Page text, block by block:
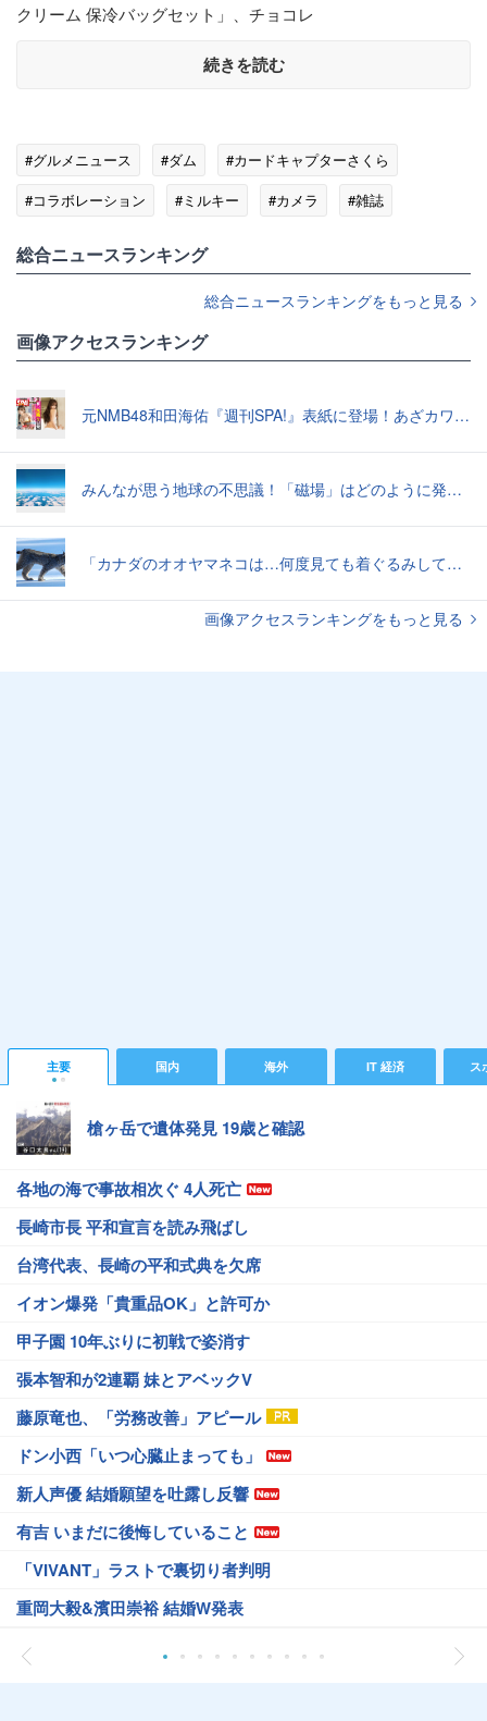
クリーム 保冷バッグセット」、チョコレ
続きを読む
#グルメニュース #ダム
#カードキャプターさくら
#コラボレーション
#ミルキー #カメラ #雑誌
総合ニュースランキング
総合ニュースランキングをもっと見る
画像アクセスランキング
元NMB48和田海佑『週刊SPA!』表紙に登場！あざカワ新婚生活グラビアで読者全員TKO負け♡
みんなが思う地球の不思議！「磁場」はどのように発生したのか？【地学の話】
「カナダのオオヤマネコは…何度見ても着ぐるみしてる感じがぬぐえない」中に人間が入ってそうな写真いろいろ
画像アクセスランキングをもっと見る
主要 国内 海外 IT 経済 ス
槍ヶ岳で遺体発見 19歳と確認
各地の海で事故相次ぐ 4人死亡
長崎市長 平和宣言を読み飛ばし
台湾代表、長崎の平和式典を欠席
イオン爆発「貴重品OK」と許可か
甲子園 10年ぶりに初戦で姿消す
張本智和が2連覇 妹とアベックV
藤原竜也、「労務改善」アピール
ドン小西「いつ心臓止まっても」
新人声優 結婚願望を吐露し反響
有吉 いまだに後悔していること
「VIVANT」ラストで裏切り者判明
重岡大毅&濱田崇裕 結婚W発表